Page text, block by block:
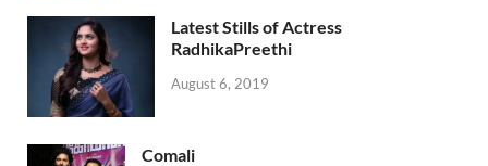
Latest Stills of Actress
RadhikaPreethi
August 6, 2019
Comali